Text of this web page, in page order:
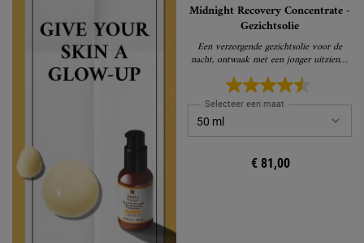
Midnight Recovery Concentrate -
Gezichtsolie
Een verzorgende gezichtsolie voor de
nacht, ontwaak met een jonger uitziende
huid
Selecteer een maat
€ 81,00